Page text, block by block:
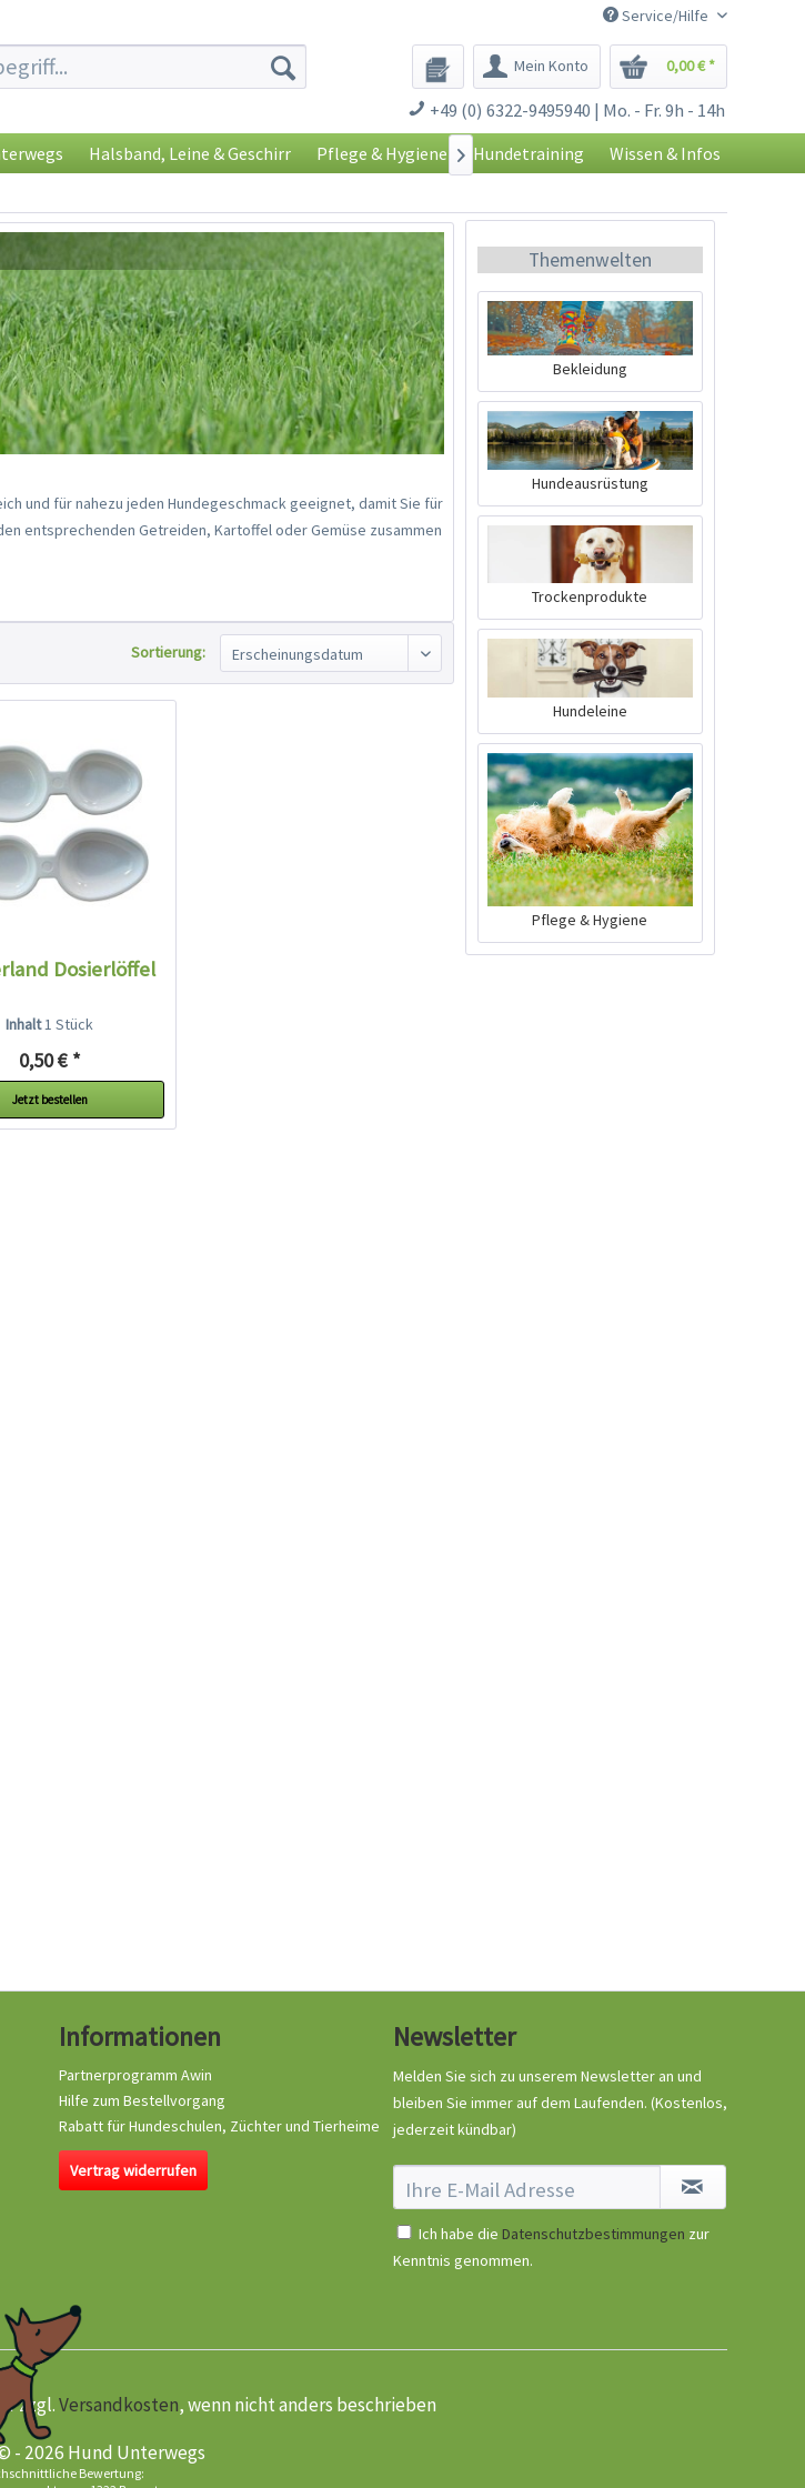
Service/Hilfe
Mein Konto 0,00 € *
+49 (0) 6322-9495940 | Mo. - Fr. 9h - 14h
Halsband, Leine & Geschirr Pflege & Hygiene Hundetraining Wissen & Infos

und für nahezu jeden Hundegeschmack geeignet, damit Sie für
entsprechenden Getreiden, Kartoffel oder Gemüse zusammen
Sortierung:
Dosierlöffel
Inhalt1 Stück
0,50 € *
Jetzt bestellen
Themenwelten
Bekleidung
Hundeausrüstung
Trockenprodukte
Hundeleine
Pflege & Hygiene
Informationen
Partnerprogramm Awin
Hilfe zum Bestellvorgang
Rabatt für Hundeschulen, Züchter und Tierheime
Vertrag widerrufen
Newsletter
Melden Sie sich zu unserem Newsletter an und
bleiben Sie immer auf dem Laufenden. (Kostenlos,
jederzeit kündbar)
Ich habe die Datenschutzbestimmungen zur
Kenntnis genommen.
zzgl.Versandkosten, wenn nicht anders beschrieben
- 2026 Hund Unterwegs
Bewertung: